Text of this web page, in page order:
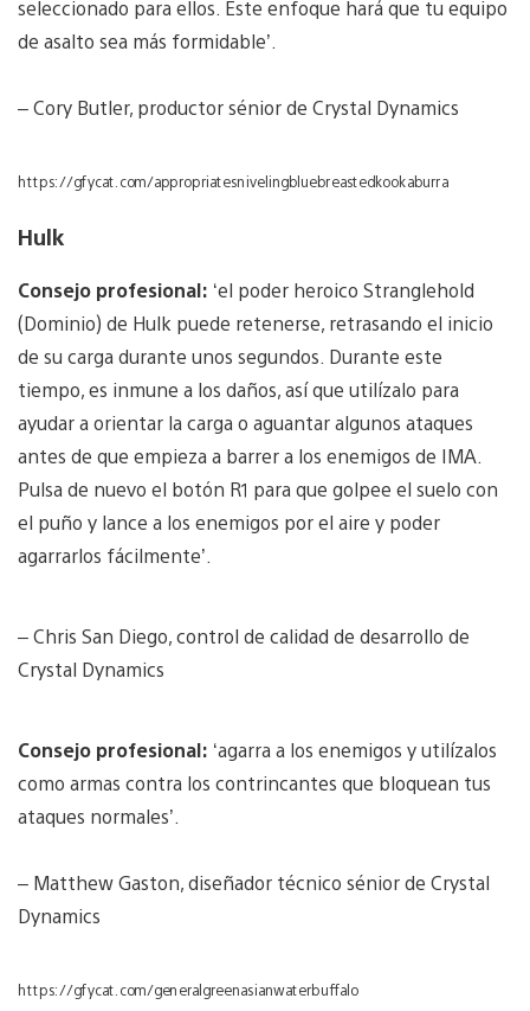
seleccionado para ellos. Este enfoque hará que tu equipo
de asalto sea más formidable’.
– Cory Butler, productor sénior de Crystal Dynamics
https://gfycat.com/appropriatesnivelingbluebreastedkookaburra
Hulk
Consejo profesional: ‘el poder heroico Stranglehold
(Dominio) de Hulk puede retenerse, retrasando el inicio
de su carga durante unos segundos. Durante este
tiempo, es inmune a los daños, así que utilízalo para
ayudar a orientar la carga o aguantar algunos ataques
antes de que empieza a barrer a los enemigos de IMA.
Pulsa de nuevo el botón R1 para que golpee el suelo con
el puño y lance a los enemigos por el aire y poder
agarrarlos fácilmente’.
– Chris San Diego, control de calidad de desarrollo de
Crystal Dynamics
Consejo profesional: ‘agarra a los enemigos y utilízalos
como armas contra los contrincantes que bloquean tus
ataques normales’.
– Matthew Gaston, diseñador técnico sénior de Crystal
Dynamics
https://gfycat.com/generalgreenasianwaterbuffalo